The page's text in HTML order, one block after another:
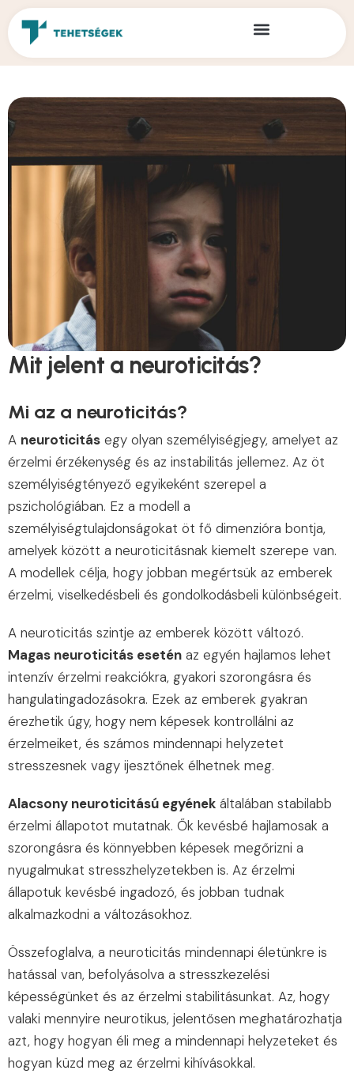
Mit jelent a neuroticitás?
Mi az a neuroticitás?
A neuroticitás egy olyan személyiségjegy, amelyet az
érzelmi érzékenység és az instabilitás jellemez. Az öt
személyiségtényező egyikeként szerepel a
pszichológiában. Ez a modell a
személyiségtulajdonságokat öt fő dimenzióra bontja,
amelyek között a neuroticitásnak kiemelt szerepe van.
A modellek célja, hogy jobban megértsük az emberek
érzelmi, viselkedésbeli és gondolkodásbeli különbségeit.
A neuroticitás szintje az emberek között változó.
Magas neuroticitás esetén az egyén hajlamos lehet
intenzív érzelmi reakciókra, gyakori szorongásra és
hangulatingadozásokra. Ezek az emberek gyakran
érezhetik úgy, hogy nem képesek kontrollálni az
érzelmeiket, és számos mindennapi helyzetet
stresszesnek vagy ijesztőnek élhetnek meg.
Alacsony neuroticitású egyének általában stabilabb
érzelmi állapotot mutatnak. Ők kevésbé hajlamosak a
szorongásra és könnyebben képesek megőrizni a
nyugalmukat stresszhelyzetekben is. Az érzelmi
állapotuk kevésbé ingadozó, és jobban tudnak
alkalmazkodni a változásokhoz.
Összefoglalva, a neuroticitás mindennapi életünkre is
hatással van, befolyásolva a stresszkezelési
képességünket és az érzelmi stabilitásunkat. Az, hogy
valaki mennyire neurotikus, jelentősen meghatározhatja
azt, hogy hogyan éli meg a mindennapi helyzeteket és
hogyan küzd meg az érzelmi kihívásokkal.